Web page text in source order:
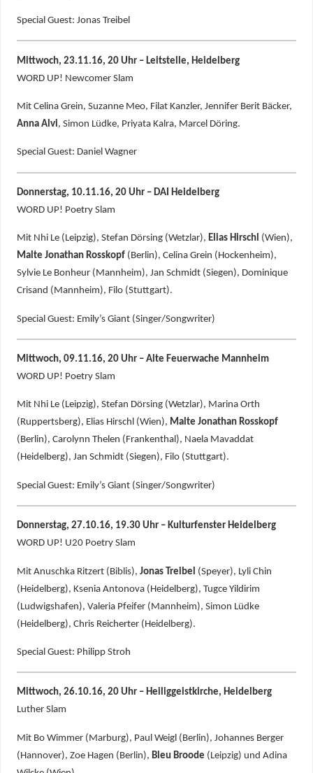
Special Guest: Jonas Treibel
Mittwoch, 23.11.16, 20 Uhr – Leitstelle, Heidelberg
WORD UP! Newcomer Slam
Mit Celina Grein, Suzanne Meo, Filat Kanzler, Jennifer Berit Bäcker,
Anna Alvi, Simon Lüdke, Priyata Kalra, Marcel Döring.
Special Guest: Daniel Wagner
Donnerstag, 10.11.16, 20 Uhr – DAI Heidelberg
WORD UP! Poetry Slam
Mit Nhi Le (Leipzig), Stefan Dörsing (Wetzlar), Elias Hirschl (Wien),
Malte Jonathan Rosskopf(Berlin), Celina Grein (Hockenheim),
Sylvie Le Bonheur (Mannheim), Jan Schmidt (Siegen), Dominique
Crisand (Mannheim), Filo (Stuttgart).
Special Guest: Emily’s Giant (Singer/Songwriter)
Mittwoch, 09.11.16, 20 Uhr – Alte Feuerwache Mannheim
WORD UP! Poetry Slam
Mit Nhi Le (Leipzig), Stefan Dörsing (Wetzlar), Marina Orth
(Ruppertsberg), Elias Hirschl (Wien), Malte Jonathan Rosskopf
(Berlin), Carolynn Thelen (Frankenthal), Naela Mavaddat
(Heidelberg), Jan Schmidt (Siegen), Filo (Stuttgart).
Special Guest: Emily’s Giant (Singer/Songwriter)
Donnerstag, 27.10.16, 19.30 Uhr – Kulturfenster Heidelberg
WORD UP! U20 Poetry Slam
Mit Anuschka Ritzert (Biblis), Jonas Treibel (Speyer), Lyli Chin
(Heidelberg), Ksenia Antonova (Heidelberg), Tugce Yildirim
(Ludwigshafen), Valeria Pfeifer (Mannheim), Simon Lüdke
(Heidelberg), Chris Reicherter (Heidelberg).
Special Guest: Philipp Stroh
Mittwoch, 26.10.16, 20 Uhr – Heiliggeistkirche, Heidelberg
Luther Slam
Mit Bo Wimmer (Marburg), Paul Weigl (Berlin), Johannes Berger
(Hannover), Zoe Hagen (Berlin), Bleu Broode (Leipzig) und Adina